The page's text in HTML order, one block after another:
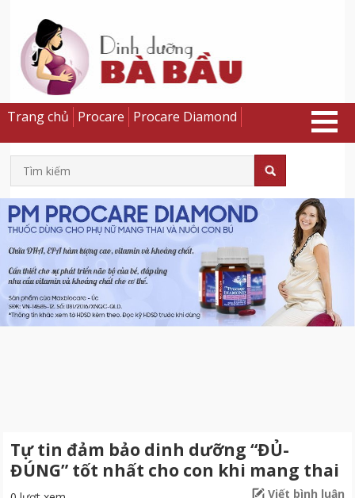
Tự tin đảm bảo dinh dưỡng “ĐỦ-
ĐÚNG” tốt nhất cho con khi mang thai
Viết bình luận
Trang chủ Procare Procare Diamond